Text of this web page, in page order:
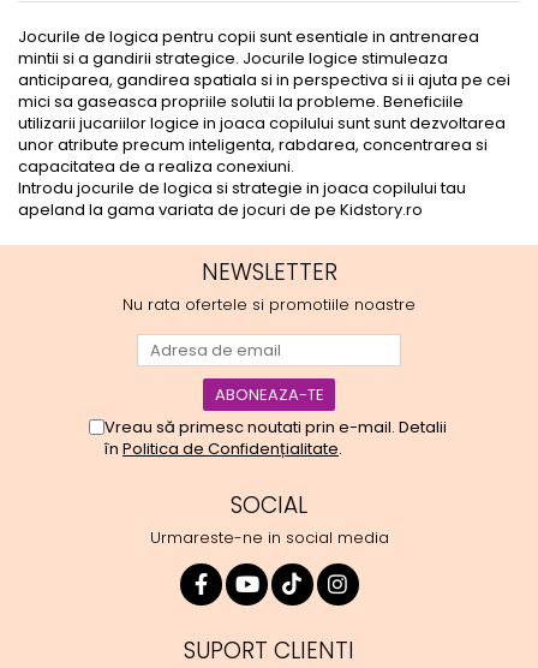
Jocurile de logica pentru copii sunt esentiale in antrenarea
mintii si a gandirii strategice. Jocurile logice stimuleaza
anticiparea, gandirea spatiala si in perspectiva si ii ajuta pe cei
mici sa gaseasca propriile solutii la probleme. Beneficiile
utilizarii jucariilor logice in joaca copilului sunt sunt dezvoltarea
unor atribute precum inteligenta, rabdarea, concentrarea si
capacitatea de a realiza conexiuni.
Introdu jocurile de logica si strategie in joaca copilului tau
apeland la gama variata de jocuri de pe Kidstory.ro
NEWSLETTER
Nu rata ofertele si promotiile noastre
Vreau să primesc noutati prin e-mail. Detalii
în Politica de Confidențialitate.
SOCIAL
Urmareste-ne in social media
SUPORT CLIENTI